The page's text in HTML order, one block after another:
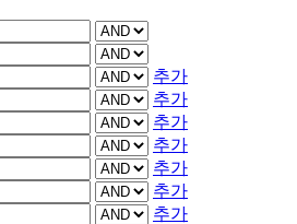
추가
추가
추가
추가
추가
추가
추가